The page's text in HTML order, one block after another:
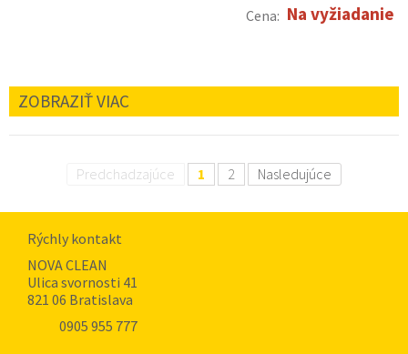
Cena: Na vyžiadanie
ZOBRAZIŤ VIAC
Predchadzajúce 1 2 Nasledujúce
Rýchly kontakt
NOVA CLEAN
Ulica svornosti 41
821 06 Bratislava
0905 955 777